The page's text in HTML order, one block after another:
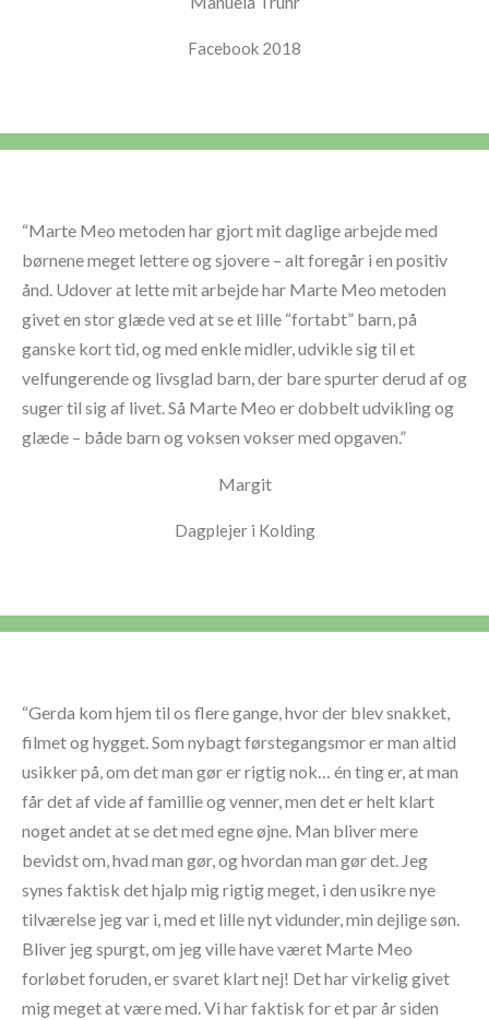
Facebook 2018
“Marte Meo metoden har gjort mit daglige arbejde med
børnene meget lettere og sjovere – alt foregår i en positiv
ånd. Udover at lette mit arbejde har Marte Meo metoden
givet en stor glæde ved at se et lille “fortabt” barn, på
ganske kort tid, og med enkle midler, udvikle sig til et
velfungerende og livsglad barn, der bare spurter derud af og
suger til sig af livet. Så Marte Meo er dobbelt udvikling og
glæde – både barn og voksen vokser med opgaven.”
Margit
Dagplejer i Kolding
“Gerda kom hjem til os flere gange, hvor der blev snakket,
filmet og hygget. Som nybagt førstegangsmor er man altid
usikker på, om det man gør er rigtig nok… én ting er, at man
får det af vide af famillie og venner, men det er helt klart
noget andet at se det med egne øjne. Man bliver mere
bevidst om, hvad man gør, og hvordan man gør det. Jeg
synes faktisk det hjalp mig rigtig meget, i den usikre nye
tilværelse jeg var i, med et lille nyt vidunder, min dejlige søn.
Bliver jeg spurgt, om jeg ville have været Marte Meo
forløbet foruden, er svaret klart nej! Det har virkelig givet
mig meget at være med. Vi har faktisk for et par år siden